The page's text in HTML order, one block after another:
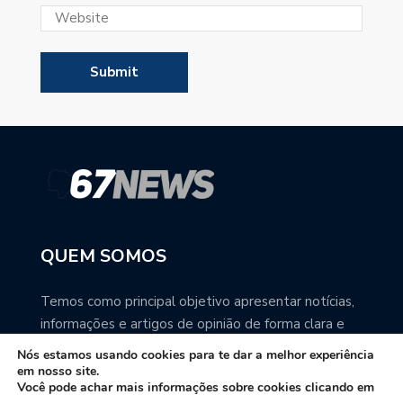
QUEM SOMOS
Temos como principal objetivo apresentar notícias,
informações e artigos de opinião de forma clara e
precisa. Você pode ter a total certeza que o
67NEWS é uma excelente fonte de informação
Nós estamos usando cookies para te dar a melhor experiência
em nosso site.
Você pode achar mais informações sobre cookies clicando em